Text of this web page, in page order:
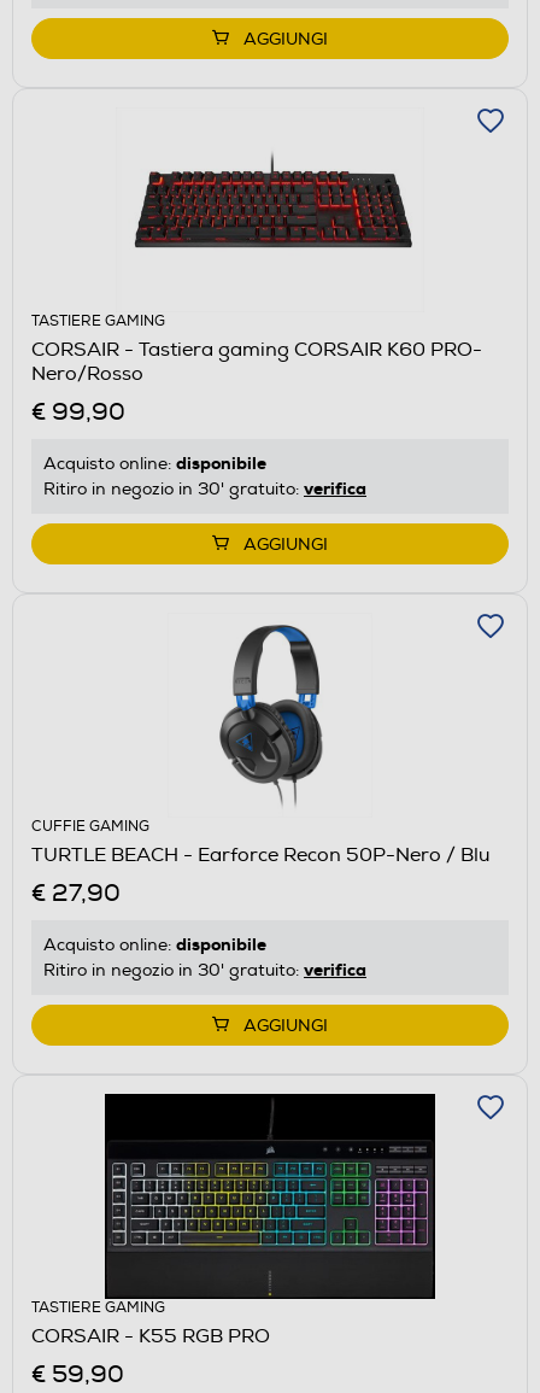
AGGIUNGI
TASTIERE GAMING
CORSAIR - Tastiera gaming CORSAIR K60 PRO-
Nero/Rosso
€ 99,90
Acquisto online: disponibile
Ritiro in negozio in 30' gratuito: verifica
AGGIUNGI
CUFFIE GAMING
TURTLE BEACH - Earforce Recon 50P-Nero / Blu
€ 27,90
Acquisto online: disponibile
Ritiro in negozio in 30' gratuito: verifica
AGGIUNGI
TASTIERE GAMING
CORSAIR - K55 RGB PRO
€ 59,90